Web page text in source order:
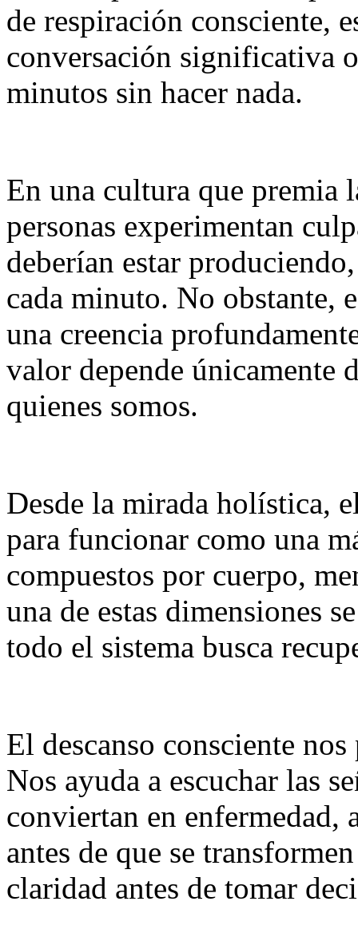
de respiración consciente,
conversación significativa
minutos sin hacer nada.
En una cultura que premia
personas experimentan
deberían estar
cada minuto. No obstante,
una creencia
valor depende únicamente
quienes somos.
Desde la mirada holística,
para funcionar como una
compuestos por cuerpo,
una de estas dimensiones
todo el sistema busca
El descanso consciente
Nos ayuda a escuchar las
conviertan en enfermedad,
antes de que se
claridad antes de tomar